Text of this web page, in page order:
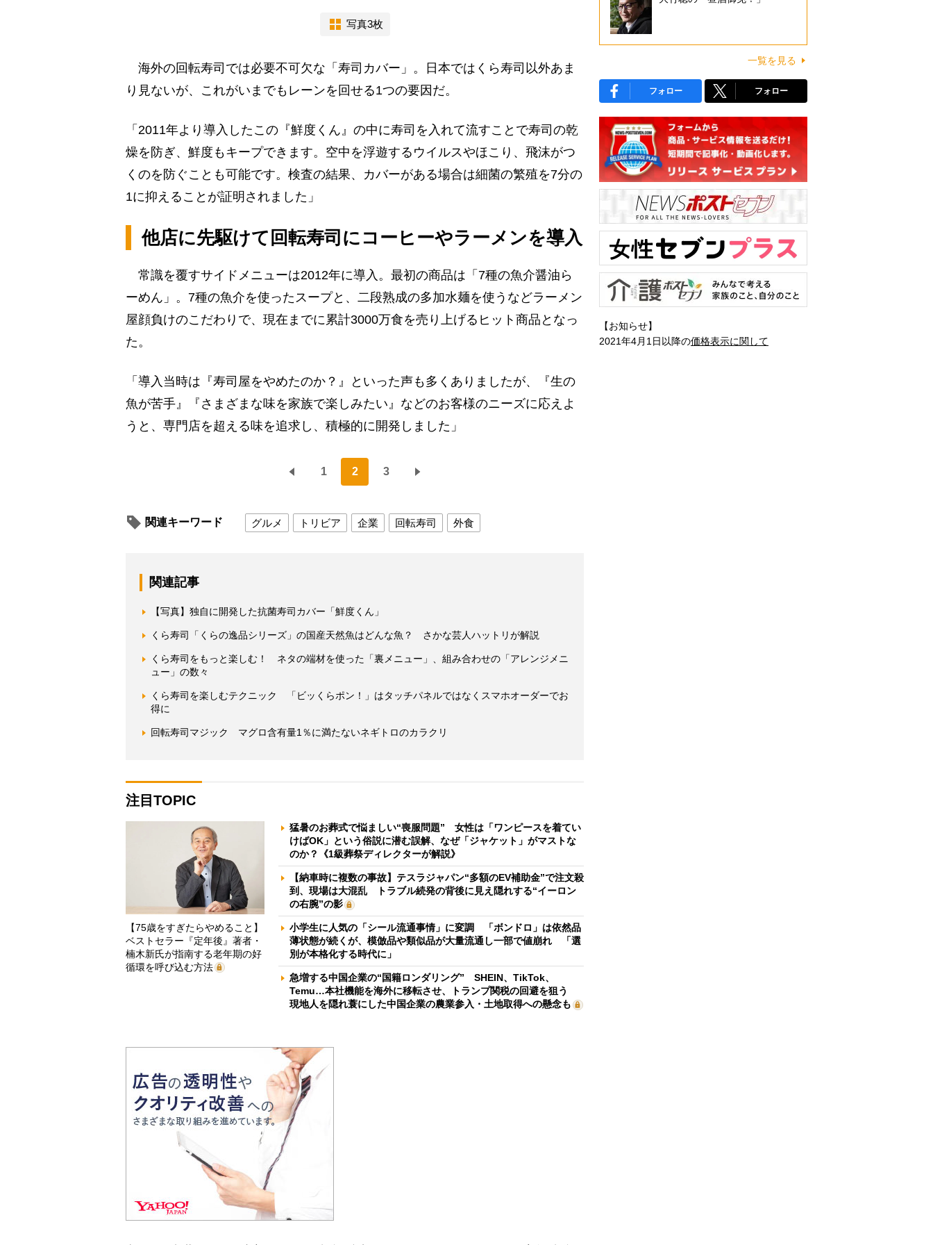
写真3枚
海外の回転寿司では必要不可欠な「寿司カバー」。日本ではくら寿司以外あま
り見ないが、これがいまでもレーンを回せる1つの要因だ。
「2011年より導入したこの『鮮度くん』の中に寿司を入れて流すことで寿司の乾
燥を防ぎ、鮮度もキープできます。空中を浮遊するウイルスやほこり、飛沫がつ
くのを防ぐことも可能です。検査の結果、カバーがある場合は細菌の繁殖を7分の
1に抑えることが証明されました」
他店に先駆けて回転寿司にコーヒーやラーメンを導入
常識を覆すサイドメニューは2012年に導入。最初の商品は「7種の魚介醤油ら
ーめん」。7種の魚介を使ったスープと、二段熟成の多加水麺を使うなどラーメン
屋顔負けのこだわりで、現在までに累計3000万食を売り上げるヒット商品となっ
た。
「導入当時は『寿司屋をやめたのか？』といった声も多くありましたが、『生の
魚が苦手』『さまざまな味を家族で楽しみたい』などのお客様のニーズに応えよ
うと、専門店を超える味を追求し、積極的に開発しました」
1 2 3
関連キーワード グルメ トリビア 企業 回転寿司 外食
関連記事
【写真】独自に開発した抗菌寿司カバー「鮮度くん」
くら寿司「くらの逸品シリーズ」の国産天然魚はどんな魚？ さかな芸人ハットリが解説
くら寿司をもっと楽しむ！ ネタの端材を使った「裏メニュー」、組み合わせの「アレンジメニ
ュー」の数々
くら寿司を楽しむテクニック 「ビッくらポン！」はタッチパネルではなくスマホオーダーでお
得に
回転寿司マジック マグロ含有量1％に満たないネギトロのカラクリ
注目TOPIC
【75歳をすぎたらやめること】
ベストセラー『定年後』著者・
楠木新氏が指南する老年期の好
循環を呼び込む方法
猛暑のお葬式で悩ましい“喪服問題” 女性は「ワンピースを着てい
けばOK」という俗説に潜む誤解、なぜ「ジャケット」がマストな
のか？《1級葬祭ディレクターが解説》
【納車時に複数の事故】テスラジャパン“多額のEV補助金”で注文殺
到、現場は大混乱 トラブル続発の背後に見え隠れする“イーロン
の右腕”の影
小学生に人気の「シール流通事情」に変調 「ボンドロ」は依然品
薄状態が続くが、模倣品や類似品が大量流通し一部で値崩れ 「選
別が本格化する時代に」
急増する中国企業の“国籍ロンダリング” SHEIN、TikTok、
Temu…本社機能を海外に移転させ、トランプ関税の回避を狙う
現地人を隠れ蓑にした中国企業の農業参入・土地取得への懸念も
一覧を見る
フォロー フォロー
【お知らせ】
2021年4月1日以降の価格表示に関して